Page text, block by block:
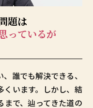
題は
っているが
誰でも解決できる、
くいます。しかし、結
まで、辿ってきた道の